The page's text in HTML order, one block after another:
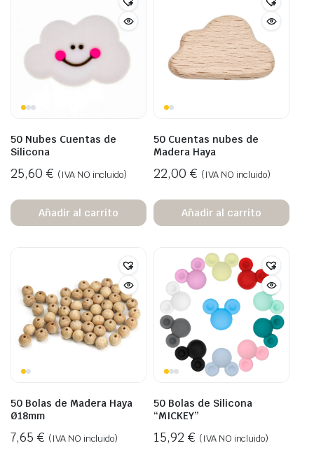
50 Nubes Cuentas de
Silicona
25,60 € (IVA NO incluido)
Añadir al carrito
50 Cuentas nubes de
Madera Haya
22,00 € (IVA NO incluido)
Añadir al carrito
50 Bolas de Madera Haya
Ø18mm
7,65 € (IVA NO incluido)
50 Bolas de Silicona
“MICKEY”
15,92 € (IVA NO incluido)